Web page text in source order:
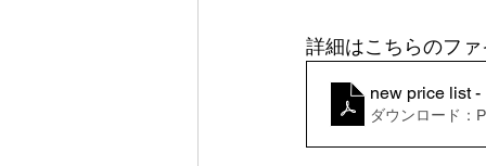
詳細はこちらのフ
new price list
ダウンロード：